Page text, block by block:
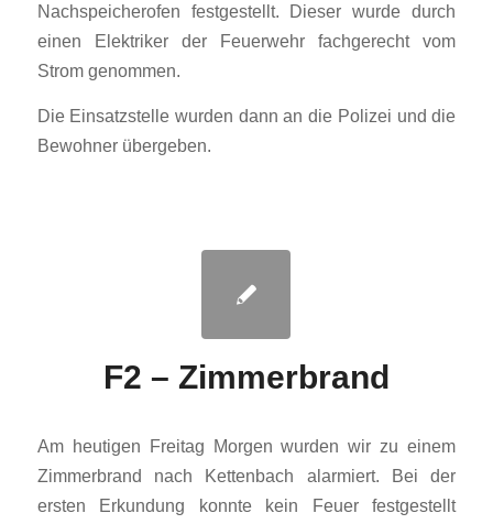
Nachspeicherofen festgestellt. Dieser wurde durch
einen Elektriker der Feuerwehr fachgerecht vom
Strom genommen.
Die Einsatzstelle wurden dann an die Polizei und die
Bewohner übergeben.
F2 – Zimmerbrand
Am heutigen Freitag Morgen wurden wir zu einem
Zimmerbrand nach Kettenbach alarmiert. Bei der
ersten Erkundung konnte kein Feuer festgestellt